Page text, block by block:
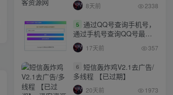
8天前 2338
5 通过QQ号查询手机号，
通过手机号查询QQ号最新
网站源码
17天前 357
6 短信轰炸鸡V2.1去广告/
多线程 【已过期】
20天前 1973